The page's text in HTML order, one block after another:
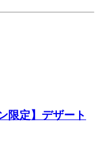
限定】デザート